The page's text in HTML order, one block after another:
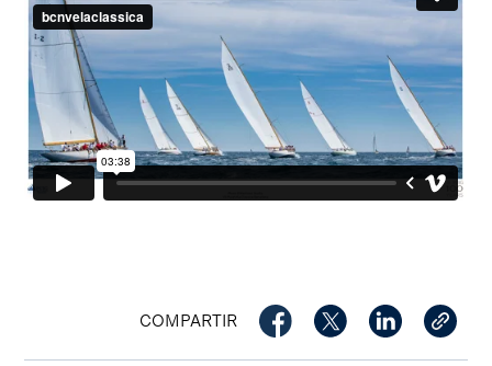
COMPARTIR